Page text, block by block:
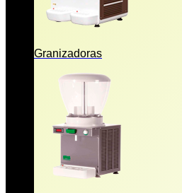
Granizadoras